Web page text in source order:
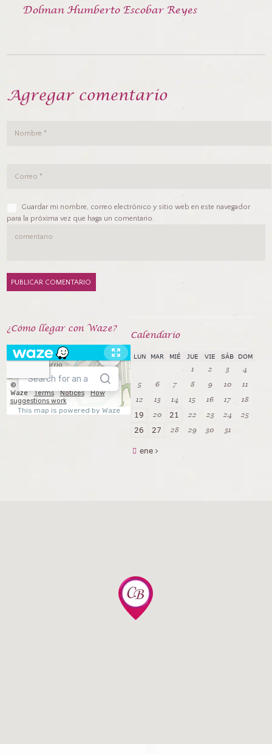
Dolman Humberto Escobar Reyes
Agregar comentario
Guardar mi nombre, correo electrónico y sitio web en este navegador
para la próxima vez que haga un comentario.
¿Cómo llegar con Waze?
Calendarío
LUN MAR MIÉ JUE VIE SÁB DOM
1 2 3
4
5
6 7 8 9 10
11
12
13 14 15 16 17 18
19 20 21 22 23 24 25
26 27 28 29 30 31
ene